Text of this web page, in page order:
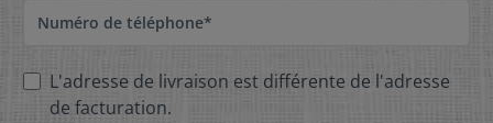
Numéro de téléphone*
L'adresse de livraison est différente de l'adresse
de facturation.